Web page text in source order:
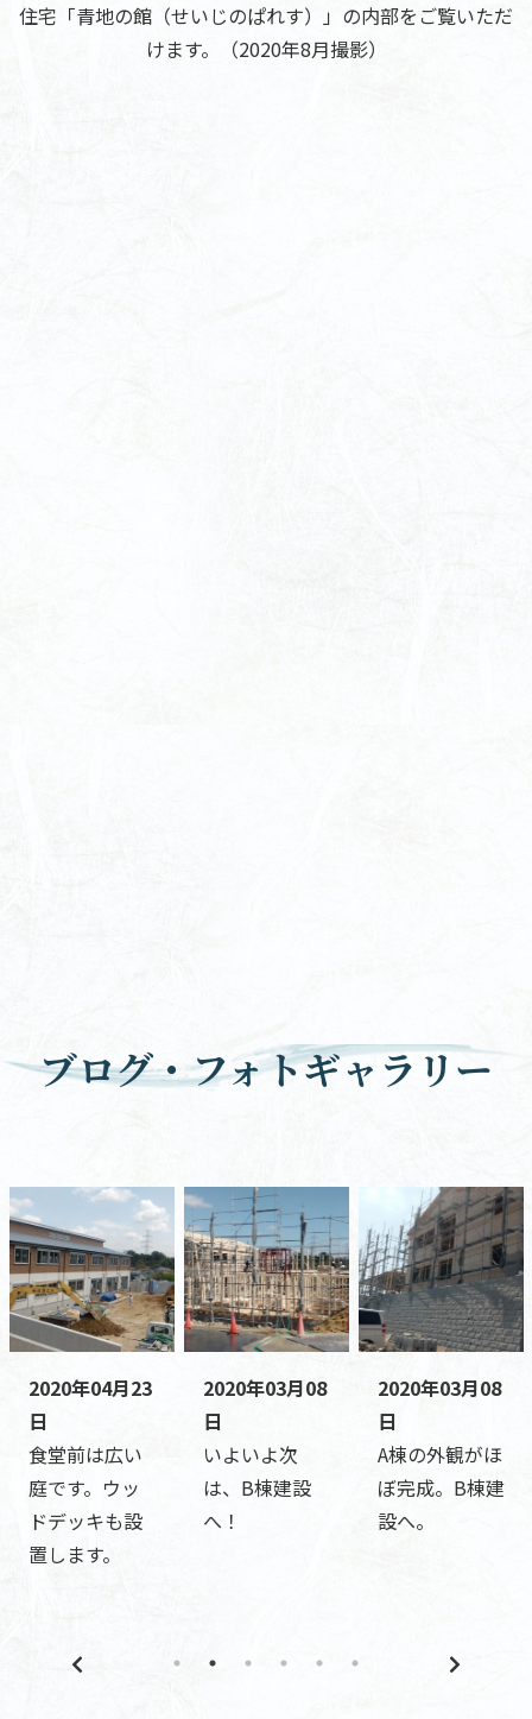
住宅「青地の館（せいじのぱれす）」の内部をご覧いただ
けます。（2020年8月撮影）
ブログ・フォトギャラリー
2020年04月23
日
食堂前は広い
庭です。ウッ
ドデッキも設
置します。
2020年03月08
日
いよいよ次
は、B棟建設
へ！
2020年03月08
日
A棟の外観がほ
ぼ完成。B棟建
設へ。